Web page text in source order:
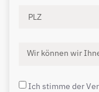
Ich stimme der